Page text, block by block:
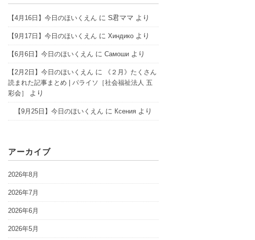
【4月16日】今日のほいくえん に S君ママ より
【9月17日】今日のほいくえん にХиндико より
【6月6日】今日のほいくえん にСамоши より
【2月2日】今日のほいくえん に
《２月》たくさん
読まれた記事まとめ | パライソ［社会福祉法人 五
彩会］
より
【9月25日】今日のほいくえん に Ксения より
アーカイブ
2026年8月
2026年7月
2026年6月
2026年5月